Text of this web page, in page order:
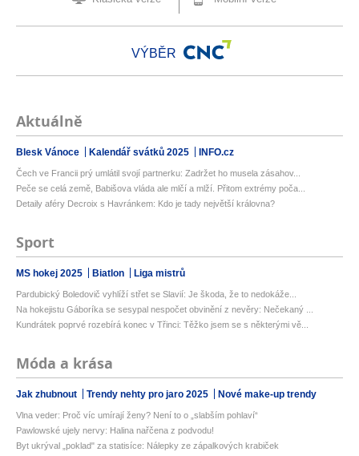
VÝBĚR
Aktuálně
Blesk Vánoce Kalendář svátků 2025 INFO.cz
Čech ve Francii prý umlátil svojí partnerku: Zadržet ho musela zásahov...
Peče se celá země, Babišova vláda ale mlčí a mlží. Přitom extrémy poča...
Detaily aféry Decroix s Havránkem: Kdo je tady největší královna?
Sport
MS hokej 2025 Biatlon Liga mistrů
Pardubický Boledovič vyhlíží střet se Slavií: Je škoda, že to nedokáže...
Na hokejistu Gáboríka se sesypal nespočet obvinění z nevěry: Nečekaný ...
Kundrátek poprvé rozebírá konec v Třinci: Těžko jsem se s některými vě...
Móda a krása
Jak zhubnout Trendy nehty pro jaro 2025 Nové make-up trendy
Vlna veder: Proč víc umírají ženy? Není to o „slabším pohlaví“
Pawlowské ujely nervy: Halina nařčena z podvodu!
Byt ukrýval „poklad" za statisíce: Nálepky ze zápalkových krabiček